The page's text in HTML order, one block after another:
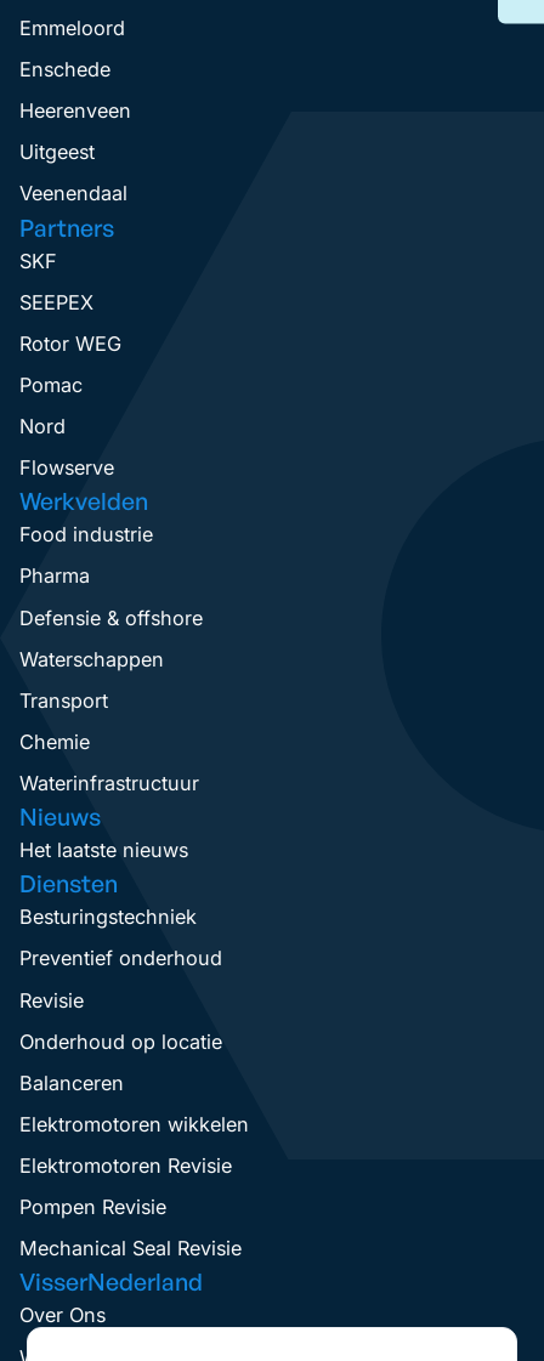
Emmeloord
Enschede
Heerenveen
Uitgeest
Veenendaal
Partners
SKF
SEEPEX
Rotor WEG
Pomac
Nord
Flowserve
Werkvelden
Food industrie
Pharma
Defensie & offshore
Waterschappen
Transport
Chemie
Waterinfrastructuur
Nieuws
Het laatste nieuws
Diensten
Besturingstechniek
Preventief onderhoud
Revisie
Onderhoud op locatie
Balanceren
Elektromotoren wikkelen
Elektromotoren Revisie
Pompen Revisie
Mechanical Seal Revisie
VisserNederland
Over Ons